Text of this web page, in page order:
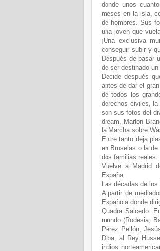
donde unos
meses en la isla,
de hombres. Sus
una joven que
¡Una exclusiva
conseguir subir y
Después de pasar
de ser destinado un
Decide después
antes de dar el
de todos los
derechos civiles,
son sus fotos del
dream, Marlon
la Marcha sobre
Entre tanto deja
en Bruselas o la
dos familias reales.
Vuelve a Madrid
España.
Las décadas de
A partir de
Española donde
Quadra Salcedo.
mundo (Rodesia,
Pérez Pellón,
Diba, al Rey
indios